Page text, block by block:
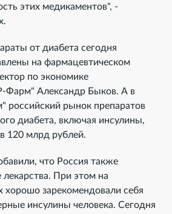
этих медикаментов", -
от диабета сегодня
на фармацевтическом
по экономике
Фарм" Александр Быков. А в
российский рынок препаратов
диабета, включая инсулины,
120 млрд рублей.
что Россия также
лекарства. При этом на
хорошо зарекомендовали себя
инсулины человека. Сегодня